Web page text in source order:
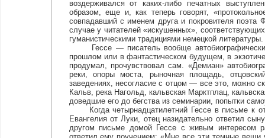
воздерживался от каких-либо печатных
образом, еще и, как теперь говорят,
совпадавший с именем друга и покровителя
случае у читателей «искушенных»,
гуманистическими традициями немецкой литературы.
Гессе — писатель вообще
прошлом или в фантастическом будущем, в
продумал, прочувствовал сам. «Демиан»
реки, опоры моста, рыночная площадь,
заведениях, несогласие с отцом — все это, можно
Кальв, река Нагольд, кальвская Марктплац,
доведшие его до бегства из семинарии, попытки
Когда четырнадцатилетний Гессе в письме к
Евангелия от Луки, отец назидательно ответил
другом письме домой Гессе с живым интересом